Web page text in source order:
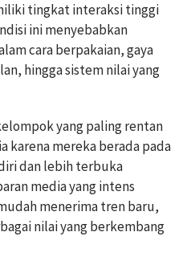
tingkat interaksi tinggi
ini menyebabkan
cara berpakaian, gaya
hingga sistem nilai yang
yang paling rentan
karena mereka berada pada
dan lebih terbuka
media yang intens
menerima tren baru,
nilai yang berkembang